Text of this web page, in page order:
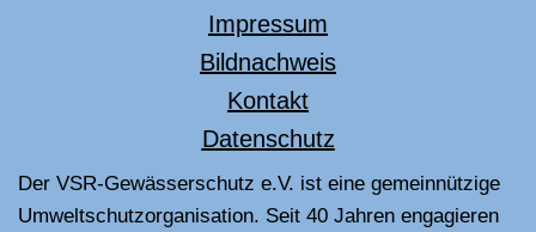
Impressum
Bildnachweis
Kontakt
Datenschutz
Der VSR-Gewässerschutz e.V. ist eine gemeinnützige
Umweltschutzorganisation. Seit 40 Jahren engagieren